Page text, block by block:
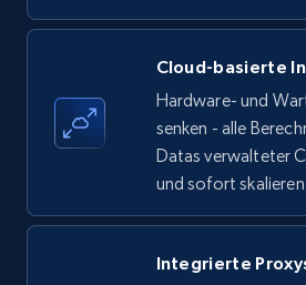
Amazon products - find
upc numbers
Title, Seller name, Brand,
price, Currency, Availability,
Cloud-basierte
Hardware- und
senken - alle
Datas verwalteter
und sofort
Integrierte